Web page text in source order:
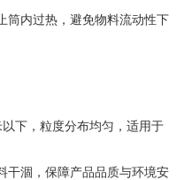
筒内过热，避免物料流动性下
以下，粒度分布均匀，适用于
干涸，保障产品品质与环境安